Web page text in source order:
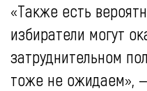
«Также есть
избиратели могут
затруднительном
тоже не ожидаем»,